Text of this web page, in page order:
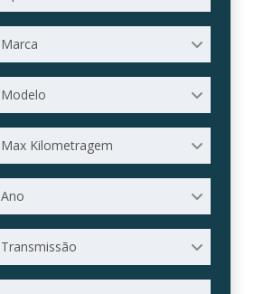
Marca
Modelo
Max Kilometragem
Ano
Transmissão